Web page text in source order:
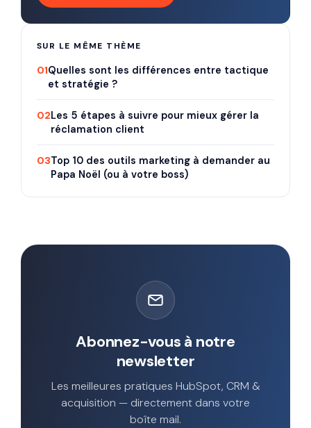
SUR LE MÊME THÈME
01Quelles sont les différences entre tactique
et stratégie ?
02Les 5 étapes à suivre pour mieux gérer la
réclamation client
03Top 10 des outils marketing à demander au
Papa Noël (ou à votre boss)
Abonnez-vous à notre
newsletter
Les meilleures pratiques HubSpot, CRM &
acquisition — directement dans votre
boîte mail.